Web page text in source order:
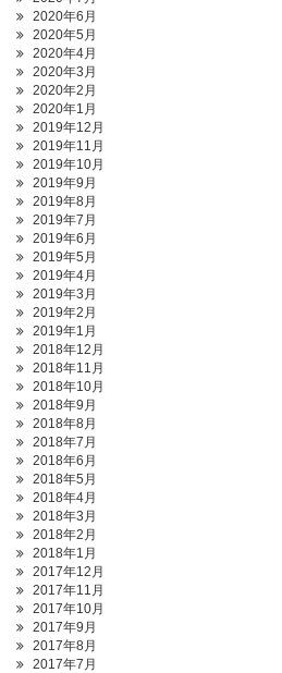
2020年6月
2020年5月
2020年4月
2020年3月
2020年2月
2020年1月
2019年12月
2019年11月
2019年10月
2019年9月
2019年8月
2019年7月
2019年6月
2019年5月
2019年4月
2019年3月
2019年2月
2019年1月
2018年12月
2018年11月
2018年10月
2018年9月
2018年8月
2018年7月
2018年6月
2018年5月
2018年4月
2018年3月
2018年2月
2018年1月
2017年12月
2017年11月
2017年10月
2017年9月
2017年8月
2017年7月